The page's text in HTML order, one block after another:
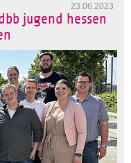
23.06.2023
jugend hessen